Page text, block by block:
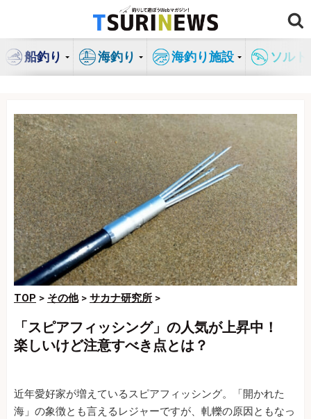
ン
船釣り 海釣り 海釣り施設 ソル
TOP > その他> サカナ研究所 >
「スピアフィッシング」の人気が上昇中！
楽しいけど注意すべき点とは？
近年愛好家が増えているスピアフィッシング。「開かれた
海」の象徴とも言えるレジャーですが、軋轢の原因ともなっ